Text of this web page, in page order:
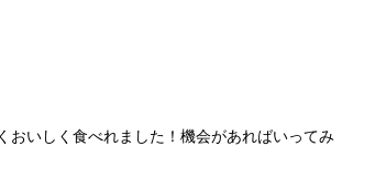
おいしく食べれました！機会があればいってみ